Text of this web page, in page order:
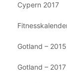
Cypern 2017
Gotland – 2015
Gotland – 2017